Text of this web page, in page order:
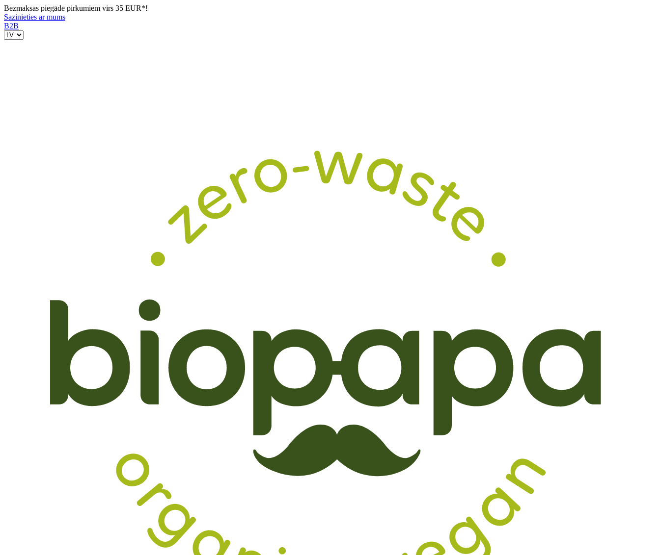
Bezmaksas piegāde pirkumiem virs 35 EUR*!
Sazinieties ar mums
B2B